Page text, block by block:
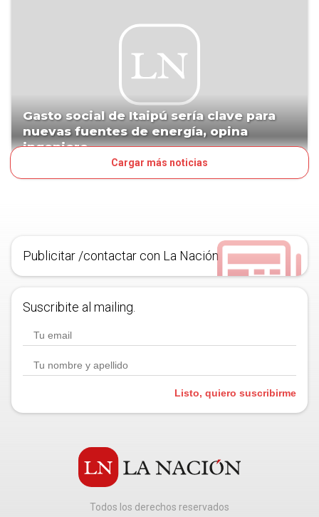
Gasto social de Itaipú sería clave para
nuevas fuentes de energía, opina
ingeniero
Cargar más noticias
Publicitar /contactar con La Nación
Suscribite al mailing.
Listo, quiero suscribirme
Todos los derechos reservados